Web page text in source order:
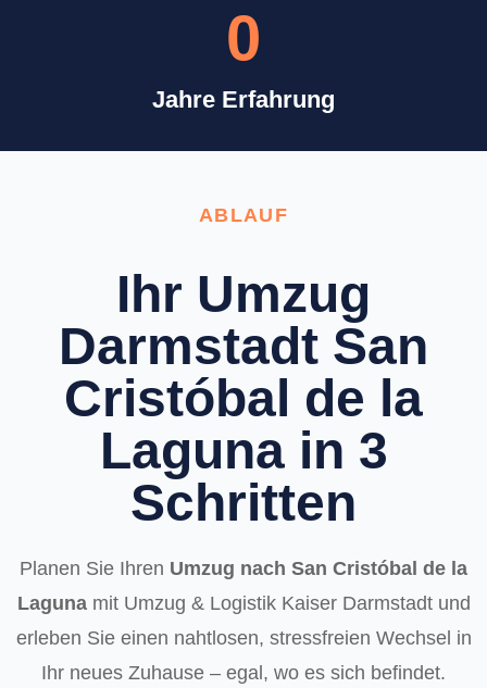
Jahre Erfahrung
0
ABLAUF
Ihr Umzug
Darmstadt San
Cristóbal de la
Laguna in 3
Schritten
Planen Sie Ihren Umzug nach San Cristóbal de la
Lagunamit Umzug & Logistik Kaiser Darmstadt und
erleben Sie einen nahtlosen, stressfreien Wechsel in
Ihr neues Zuhause – egal, wo es sich befindet.